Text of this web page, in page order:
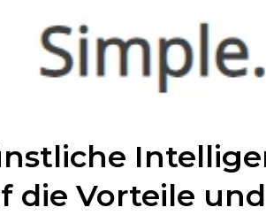
die Vorteile